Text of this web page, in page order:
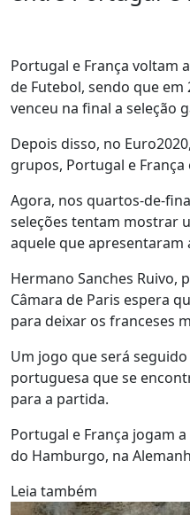
Portugal e França voltam
de Futebol, sendo que em
venceu na final a seleção
Depois disso, no
grupos, Portugal e França
Agora, nos quartos-de-
seleções tentam mostrar
aquele que apresentaram
Hermano Sanches Ruivo,
Câmara de Paris espera
para deixar os franceses
Um jogo que será
portuguesa que se
para a partida.
Portugal e França jogam
do Hamburgo, na
Leia também